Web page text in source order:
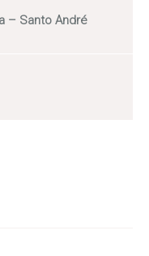
– Santo André